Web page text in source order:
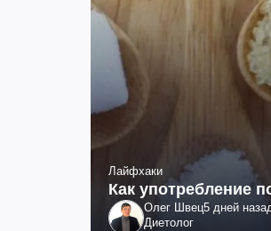
Лайфхаки
Как употребление
Олег Швец5 дней
Диетолог